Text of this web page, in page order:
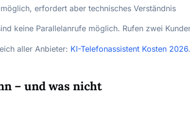
erfordert aber technisches Verständnis
keine Parallelanrufe möglich. Rufen zwei
aller Anbieter: KI-Telefonassistent Kosten 2026.
– und was nicht